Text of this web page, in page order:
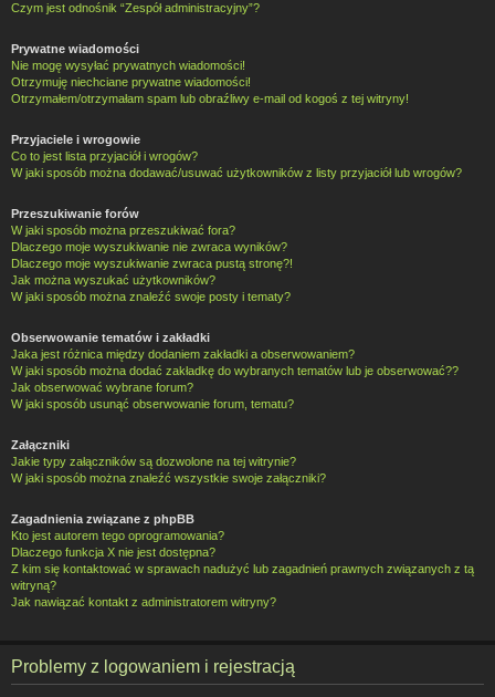
Czym jest odnośnik “Zespół administracyjny”?
Prywatne wiadomości
Nie mogę wysyłać prywatnych wiadomości!
Otrzymuję niechciane prywatne wiadomości!
Otrzymałem/otrzymałam spam lub obraźliwy e-mail od kogoś z tej witryny!
Przyjaciele i wrogowie
Co to jest lista przyjaciół i wrogów?
W jaki sposób można dodawać/usuwać użytkowników z listy przyjaciół lub wrogów?
Przeszukiwanie forów
W jaki sposób można przeszukiwać fora?
Dlaczego moje wyszukiwanie nie zwraca wyników?
Dlaczego moje wyszukiwanie zwraca pustą stronę?!
Jak można wyszukać użytkowników?
W jaki sposób można znaleźć swoje posty i tematy?
Obserwowanie tematów i zakładki
Jaka jest różnica między dodaniem zakładki a obserwowaniem?
W jaki sposób można dodać zakładkę do wybranych tematów lub je obserwować??
Jak obserwować wybrane forum?
W jaki sposób usunąć obserwowanie forum, tematu?
Załączniki
Jakie typy załączników są dozwolone na tej witrynie?
W jaki sposób można znaleźć wszystkie swoje załączniki?
Zagadnienia związane z phpBB
Kto jest autorem tego oprogramowania?
Dlaczego funkcja X nie jest dostępna?
Z kim się kontaktować w sprawach nadużyć lub zagadnień prawnych związanych z tą
witryną?
Jak nawiązać kontakt z administratorem witryny?
Problemy z logowaniem i rejestracją